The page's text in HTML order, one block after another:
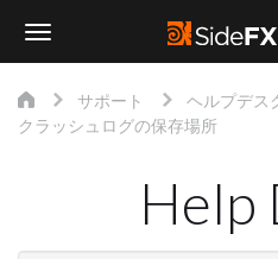
Navigation
サポート
ヘルプデス
クラッシュログの保存場所
Help